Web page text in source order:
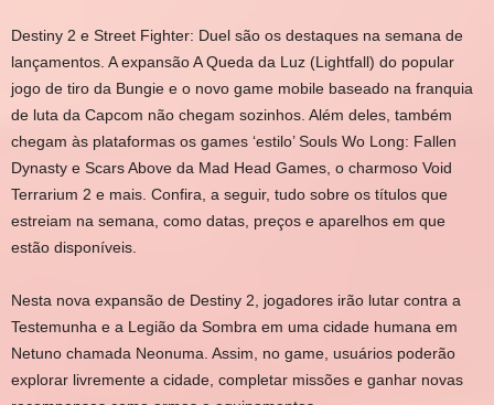
Destiny 2 e Street Fighter: Duel são os destaques na semana de
lançamentos. A expansão A Queda da Luz (Lightfall) do popular
jogo de tiro da Bungie e o novo game mobile baseado na franquia
de luta da Capcom não chegam sozinhos. Além deles, também
chegam às plataformas os games ‘estilo’ Souls Wo Long: Fallen
Dynasty e Scars Above da Mad Head Games, o charmoso Void
Terrarium 2 e mais. Confira, a seguir, tudo sobre os títulos que
estreiam na semana, como datas, preços e aparelhos em que
estão disponíveis.
Nesta nova expansão de Destiny 2, jogadores irão lutar contra a
Testemunha e a Legião da Sombra em uma cidade humana em
Netuno chamada Neonuma. Assim, no game, usuários poderão
explorar livremente a cidade, completar missões e ganhar novas